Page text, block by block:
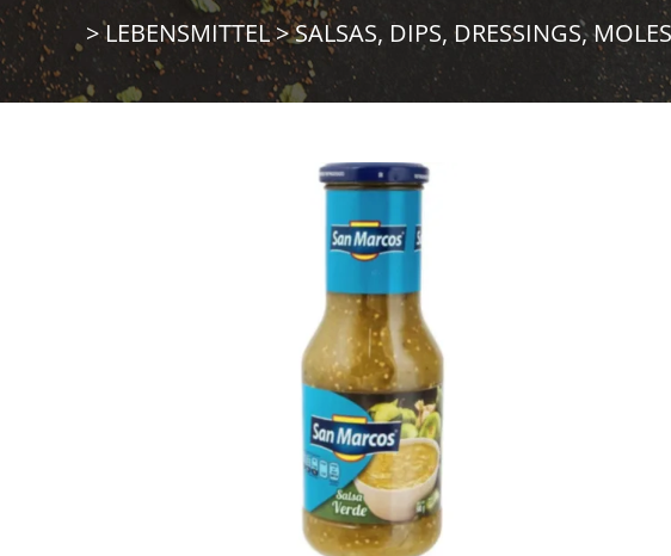
>LEBENSMITTEL>SALSAS, DIPS, DRESSINGS, MOLES